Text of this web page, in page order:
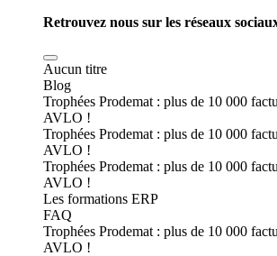
Retrouvez nous sur les réseaux
Aucun titre
Blog
Trophées Prodemat : plus de 10 000
AVLO !
Trophées Prodemat : plus de 10 000
AVLO !
Trophées Prodemat : plus de 10 000
AVLO !
Les formations ERP
FAQ
Trophées Prodemat : plus de 10 000
AVLO !